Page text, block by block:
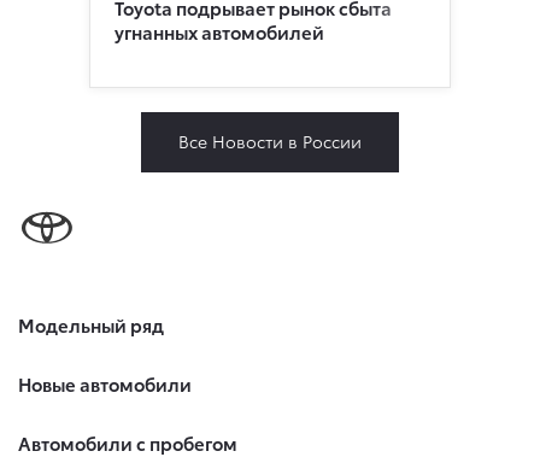
Toyota подрывает рынок сбыта
угнанных автомобилей
Все Новости в России
Модельный ряд
Новые автомобили
Автомобили с пробегом